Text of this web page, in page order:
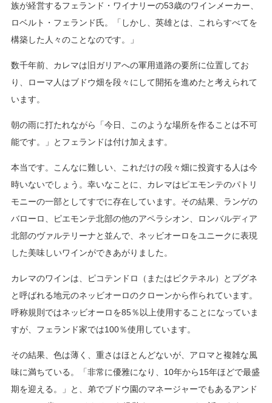
族が経営するフェランド・ワイナリーの53歳のワインメーカー、
ロベルト・フェランド氏。「しかし、英雄とは、これらすべてを
構築した人々のことなのです。」
数千年前、カレマは旧ガリアへの軍用道路の要所に位置してお
り、ローマ人はブドウ畑を段々にして開拓を進めたと考えられて
います。
朝の雨に打たれながら「今日、このような場所を作ることは不可
能です。」とフェランドは付け加えます。
本当です。こんなに難しい、これだけの段々畑に投資する人は今
時いないでしょう。幸いなことに、カレマはピエモンテのパトリ
モニーの一部としてすでに存在しています。その結果、ランゲの
バローロ、ピエモンテ北部の他のアペラシオン、ロンバルディア
北部のヴァルテリーナと並んで、ネッビオーロをユニークに表現
した美味しいワインができあがりました。
カレマのワインは、ピコテンドロ（またはピクテネル）とプグネ
と呼ばれる地元のネッビオーロのクローンから作られています。
呼称規則ではネッビオーロを85％以上使用することになっていま
すが、フェランド家では100％使用しています。
その結果、色は薄く、重さはほとんどないが、アロマと複雑な風
味に満ちている。「非常に優雅になり、10年から15年ほどで最盛
期を迎える。」と、弟でブドウ園のマネージャーでもあるアンド